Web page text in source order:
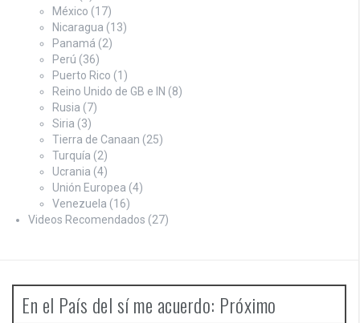
México (17)
Nicaragua (13)
Panamá (2)
Perú (36)
Puerto Rico (1)
Reino Unido de GB e IN (8)
Rusia (7)
Siria (3)
Tierra de Canaan (25)
Turquía (2)
Ucrania (4)
Unión Europea (4)
Venezuela (16)
Videos Recomendados (27)
En el País del sí me acuerdo: Próximo